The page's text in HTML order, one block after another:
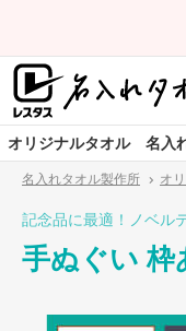
オリジナルタオル 名入
名入れタオル製作所 オ
記念品に最適！ノベル
手ぬぐい 枠